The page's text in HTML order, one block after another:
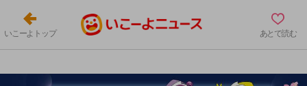
いこーよトップ あとで読む